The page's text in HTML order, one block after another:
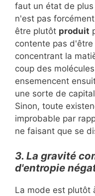
faut un état de
n'est pas
être plutôt produit
contente pas
concentrant la
coup des
ensemencent
une sorte de
Sinon, toute
improbable par
ne faisant que se
3. La gravité
d'entropie
La mode est plutôt